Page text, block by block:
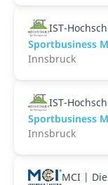
IST-
Sportbusiness
Innsbruck
IST-
Sportbusiness
Innsbruck
MCI |